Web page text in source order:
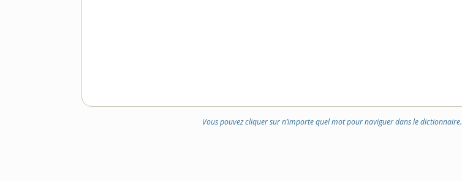
Vous pouvez cliquer sur n’importe quel mot pour naviguer dans le dictionnaire.